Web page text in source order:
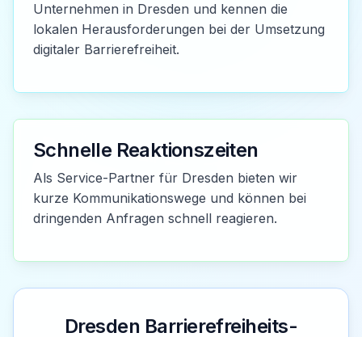
Unternehmen in Dresden und kennen die
lokalen Herausforderungen bei der Umsetzung
digitaler Barrierefreiheit.
Schnelle Reaktionszeiten
Als Service-Partner für Dresden bieten wir
kurze Kommunikationswege und können bei
dringenden Anfragen schnell reagieren.
Dresden Barrierefreiheits-